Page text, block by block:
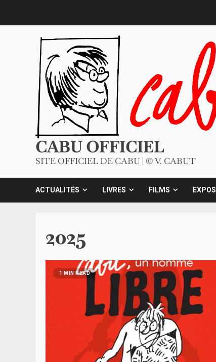
CABU OFFICIEL
SITE OFFICIEL DE CABU | © V. CABUT
ACTUALITÉS LIVRES FILMS EXPOS
2025
1 MIN READ